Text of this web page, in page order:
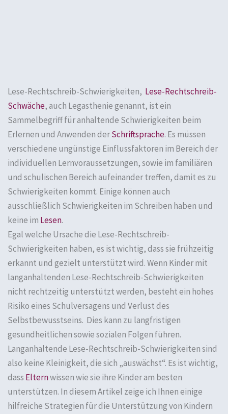
Lese-Rechtschreib-Schwierigkeiten, Lese-Rechtschreib-
Schwäche, auch Legasthenie genannt, ist ein
Sammelbegriff für anhaltende Schwierigkeiten beim
Erlernen und Anwenden derSchriftsprache. Es müssen
verschiedene ungünstige Einflussfaktoren im Bereich der
individuellen Lernvoraussetzungen, sowie im familiären
und schulischen Bereich aufeinander treffen, damit es zu
Schwierigkeiten kommt. Einige können auch
ausschließlich Schwierigkeiten im Schreiben haben und
keine im Lesen.
Egal welche Ursache die Lese-Rechtschreib-
Schwierigkeiten haben, es ist wichtig, dass sie frühzeitig
erkannt und gezielt unterstützt wird. Wenn Kinder mit
langanhaltenden Lese-Rechtschreib-Schwierigkeiten
nicht rechtzeitig unterstützt werden, besteht ein hohes
Risiko eines Schulversagens und Verlust des
Selbstbewusstseins. Dies kann zu langfristigen
gesundheitlichen sowie sozialen Folgen führen.
Langanhaltende Lese-Rechtschreib-Schwierigkeiten sind
also keine Kleinigkeit, die sich „auswächst“. Es ist wichtig,
dass Elternwissen wie sie ihre Kinder am besten
unterstützen. In diesem Artikel zeige ich Ihnen einige
hilfreiche Strategien für die Unterstützung von Kindern